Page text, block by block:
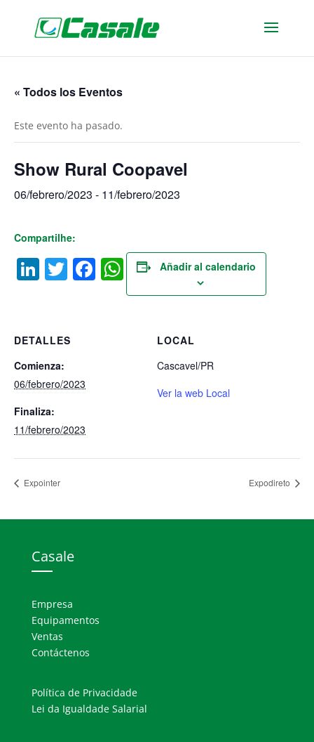
« Todos los Eventos
Este evento ha pasado.
Show Rural Coopavel
06/febrero/2023 - 11/febrero/2023
Compartilhe:
LinkedIn
TwitterFacebook
WhatsApp
Añadir al calendario
DETALLES
Comienza:
06/febrero/2023
Finaliza:
11/febrero/2023
LOCAL
Cascavel/PR
Ver la web Local
Expointer Expodireto
Casale
Empresa
Equipamentos
Ventas
Contáctenos
Política de Privacidade
Lei da Igualdade Salarial